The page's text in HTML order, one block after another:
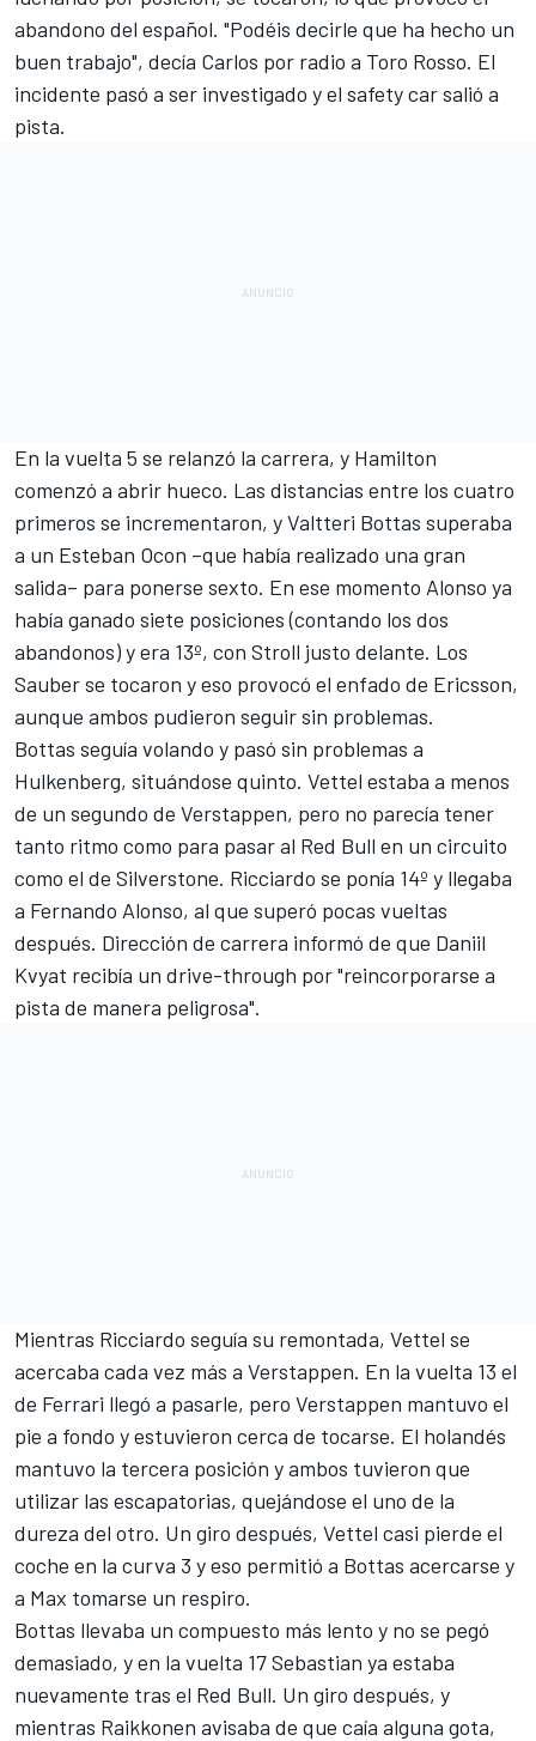
abandono del español. "Podéis decirle que ha hecho un
buen trabajo", decía Carlos por radio a Toro Rosso. El
incidente pasó a ser investigado y el safety car salió a
pista.
En la vuelta 5 se relanzó la carrera, y Hamilton
comenzó a abrir hueco. Las distancias entre los cuatro
primeros se incrementaron, y Valtteri Bottas superaba
a un Esteban Ocon –que había realizado una gran
salida– para ponerse sexto. En ese momento Alonso ya
había ganado siete posiciones (contando los dos
abandonos) y era 13º, con Stroll justo delante. Los
Sauber se tocaron y eso provocó el enfado de Ericsson,
aunque ambos pudieron seguir sin problemas.
Bottas seguía volando y pasó sin problemas a
Hulkenberg, situándose quinto. Vettel estaba a menos
de un segundo de Verstappen, pero no parecía tener
tanto ritmo como para pasar al Red Bull en un circuito
como el de Silverstone. Ricciardo se ponía 14º y llegaba
a Fernando Alonso, al que superó pocas vueltas
después. Dirección de carrera informó de que Daniil
Kvyat recibía un drive-through por "reincorporarse a
pista de manera peligrosa".
Mientras Ricciardo seguía su remontada, Vettel se
acercaba cada vez más a Verstappen. En la vuelta 13 el
de Ferrari llegó a pasarle, pero Verstappen mantuvo el
pie a fondo y estuvieron cerca de tocarse. El holandés
mantuvo la tercera posición y ambos tuvieron que
utilizar las escapatorias, quejándose el uno de la
dureza del otro. Un giro después, Vettel casi pierde el
coche en la curva 3 y eso permitió a Bottas acercarse y
a Max tomarse un respiro.
Bottas llevaba un compuesto más lento y no se pegó
demasiado, y en la vuelta 17 Sebastian ya estaba
nuevamente tras el Red Bull. Un giro después, y
mientras Raikkonen avisaba de que caía alguna gota,